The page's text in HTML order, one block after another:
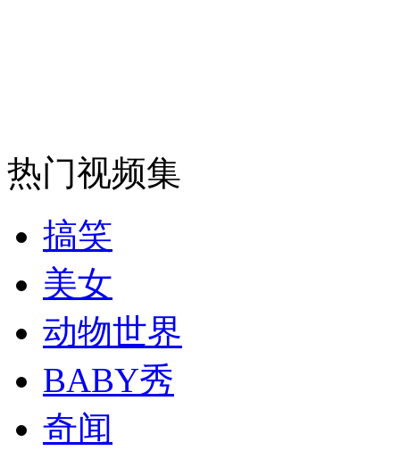
热门视频集
搞笑
美女
动物世界
BABY秀
奇闻